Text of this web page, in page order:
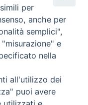
per
anche per
semplici",
e
nella
all'utilizzo dei
puoi avere